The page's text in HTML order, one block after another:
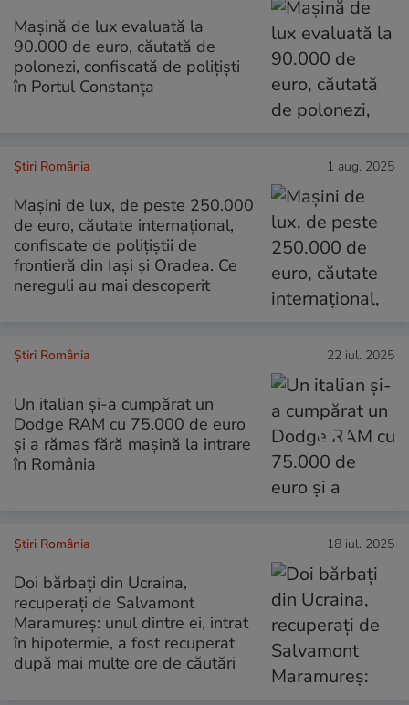
Mașină de lux evaluată la
90.000 de euro, căutată de
polonezi, confiscată de polițiști
în Portul Constanța
Știri România 1 aug. 2025
Mașini de lux, de peste 250.000
de euro, căutate internațional,
confiscate de polițiștii de
frontieră din Iași și Oradea. Ce
nereguli au mai descoperit
Știri România 22 iul. 2025
Un italian și-a cumpărat un
Dodge RAM cu 75.000 de euro
și a rămas fără mașină la intrare
în România
Știri România 18 iul. 2025
Doi bărbați din Ucraina,
recuperați de Salvamont
Maramureş: unul dintre ei, intrat
în hipotermie, a fost recuperat
după mai multe ore de căutări